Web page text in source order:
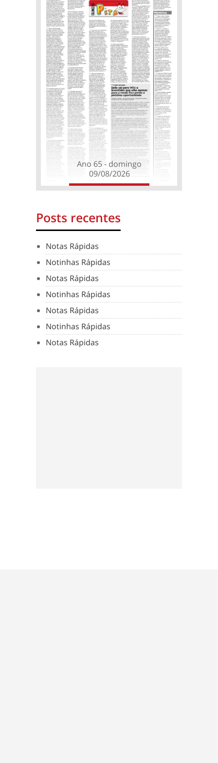
Ano 65 - domingo
09/08/2026
Posts recentes
Notas Rápidas
Notinhas Rápidas
Notas Rápidas
Notinhas Rápidas
Notas Rápidas
Notinhas Rápidas
Notas Rápidas